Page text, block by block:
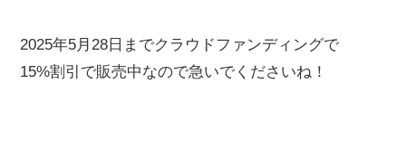
2025年5月28日までクラウドファンディングで
15%割引で販売中なので急いでくださいね！